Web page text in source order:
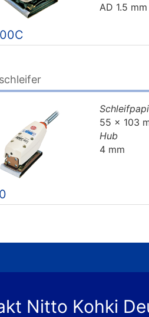
AD 1.5 mm
55 x 103
Hub
4 mm
Nitto Kohki